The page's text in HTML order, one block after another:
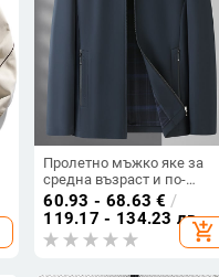
Пролетно мъжко яке за
средна възраст и по-
възрастни, свободна
кройка, плюс размер,
елегантен бизнес стил
60.93 - 68.63 € /
119.17 - 134.23 лв
add_shopping_cart